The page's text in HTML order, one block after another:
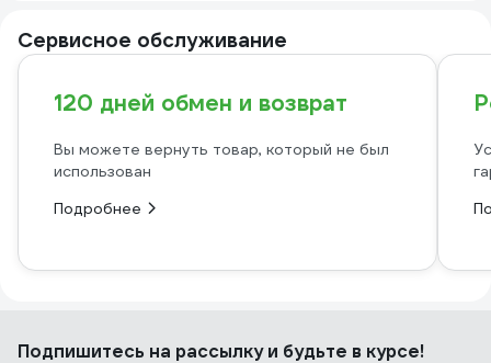
Сервисное обслуживание
120 дней обмен и возврат
Вы можете вернуть товар, который не был
использован
Подробнее
Подпишитесь на рассылкуи будьте в курсе!